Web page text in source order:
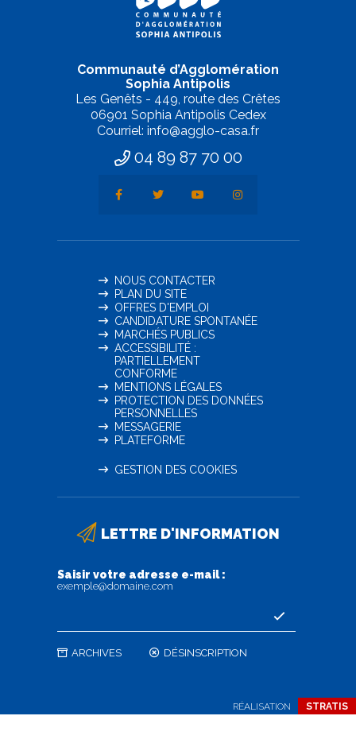
Communauté d’Agglomération
Sophia Antipolis
Les Genêts - 449, route des Crêtes
06901 Sophia Antipolis Cedex
Courriel: info@agglo-casa.fr
04 89 87 70 00
NOUS CONTACTER
PLAN DU SITE
OFFRES D'EMPLOI
CANDIDATURE SPONTANÉE
MARCHÉS PUBLICS
ACCESSIBILITÉ :
PARTIELLEMENT
CONFORME
MENTIONS LÉGALES
PROTECTION DES DONNÉES
PERSONNELLES
MESSAGERIE
PLATEFORME
GESTION DES COOKIES
LETTRE D'INFORMATION
Saisir votre adresse e-mail :
exemple@domaine.com
ARCHIVES DÉSINSCRIPTION
RÉALISATION STRATIS